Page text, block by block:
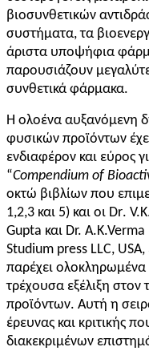
βιοσυνθετικών
συστήματα, τα
άριστα υποψήφια
παρουσιάζουν
συνθετικά φάρμακα.
Η ολοένα αυξανόμενη
φυσικών προϊόντων
ενδιαφέρον και εύρος
“Compendium of
οκτώ βιβλίων που
1,2,3 και 5) και οι Dr.
Gupta και Dr.
Studium press LLC, USA,
παρέχει ολοκληρωμένα
τρέχουσα εξέλιξη
προϊόντων. Αυτή η
έρευνας και κριτικής
διακεκριμένων